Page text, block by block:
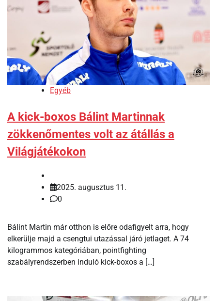
Egyéb
A kick-boxos Bálint Martinnak
zökkenőmentes volt az átállás a
Világjátékokon
2025. augusztus 11.
0
Bálint Martin már otthon is előre odafigyelt arra, hogy
elkerülje majd a csengtui utazással járó jetlaget. A 74
kilogrammos kategóriában, pointfighting
szabályrendszerben induló kick-boxos a […]